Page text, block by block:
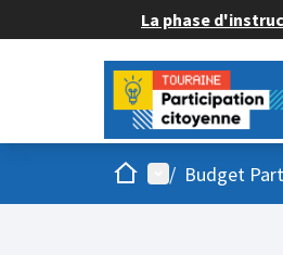
La phase
AccueilMenu principal
/ Budget